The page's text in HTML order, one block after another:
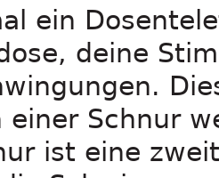
ein
deine
Schnur
ist eine